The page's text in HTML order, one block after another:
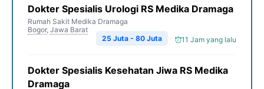
Dokter Spesialis Urologi RS Medika Dramaga
Rumah Sakit Medika Dramaga
Bogor, Jawa Barat
11 Jam yang lalu
25 Juta - 80 Juta
Dokter Spesialis Kesehatan Jiwa RS Medika
Dramaga